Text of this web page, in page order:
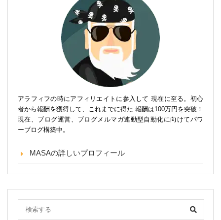
アラフィフの時にアフィリエイトに参入して 現在に至る。初心
者から報酬を獲得して、これまでに得た 報酬は100万円を突破！
現在、ブログ運営、ブログメルマガ連動型自動化に向けてパワ
ーブログ構築中。
MASAの詳しいプロフィール